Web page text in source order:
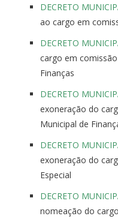
DECRETO
ao cargo em
DECRETO
cargo em
Finanças
DECRETO
exoneração do
Municipal de
DECRETO
exoneração do
Especial
DECRETO
nomeação do